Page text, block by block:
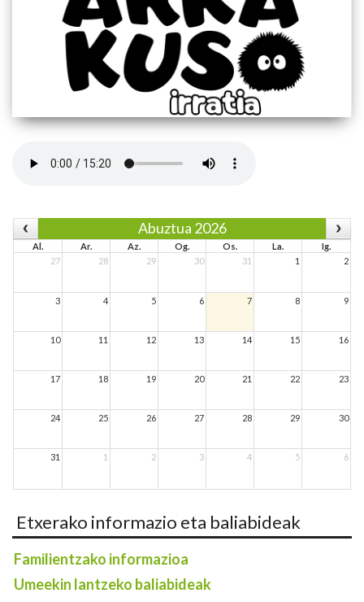
Abuztua 2026
Al. Ar. Az. Og. Os. La.
Ig.
27
28 29 30 31 1 2
3 4 5 6 7 8 9
10 11 12 13 14 15 16
17 18 19 20 21 22 23
24 25 26 27 28 29 30
31 1 2 3 4 5 6
Etxerako informazio eta baliabideak
Familientzako informazioa
Umeekin lantzeko baliabideak